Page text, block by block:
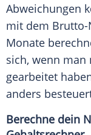
Abweichungen
mit dem Brutto-
Monate
sich, wenn man
gearbeitet
anders
Berechne dein